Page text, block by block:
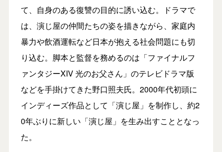
て、自身のある復讐の目的に誘い込む。ドラマで
は、演じ屋の仲間たちの姿を描きながら、家庭内
暴力や飲酒運転など日本が抱える社会問題にも切
り込む。脚本と監督を務めるのは「ファイナルフ
ァンタジーXIV 光のお父さん」のテレビドラマ版
などを手掛けてきた野口照夫氏。2000年代初頭に
インディーズ作品として「演じ屋」を制作し、約2
0年ぶりに新しい「演じ屋」を生み出すこととなっ
た。